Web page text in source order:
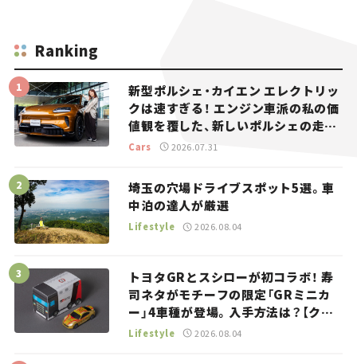
Ranking
新型ポルシェ・カイエン エレクトリッ
クは速すぎる！ エンジン車派の私の価
値観を覆した、新しいポルシェの走
り。
Cars 2026.07.31
埼玉の穴場ドライブスポット5選。車
中泊の達人が厳選
Lifestyle 2026.08.04
トヨタGRとスシローが初コラボ！ 寿
司ネタがモチーフの限定「GRミニカ
ー」4車種が登場。入手方法は？【クル
マとホビー】
Lifestyle 2026.08.04